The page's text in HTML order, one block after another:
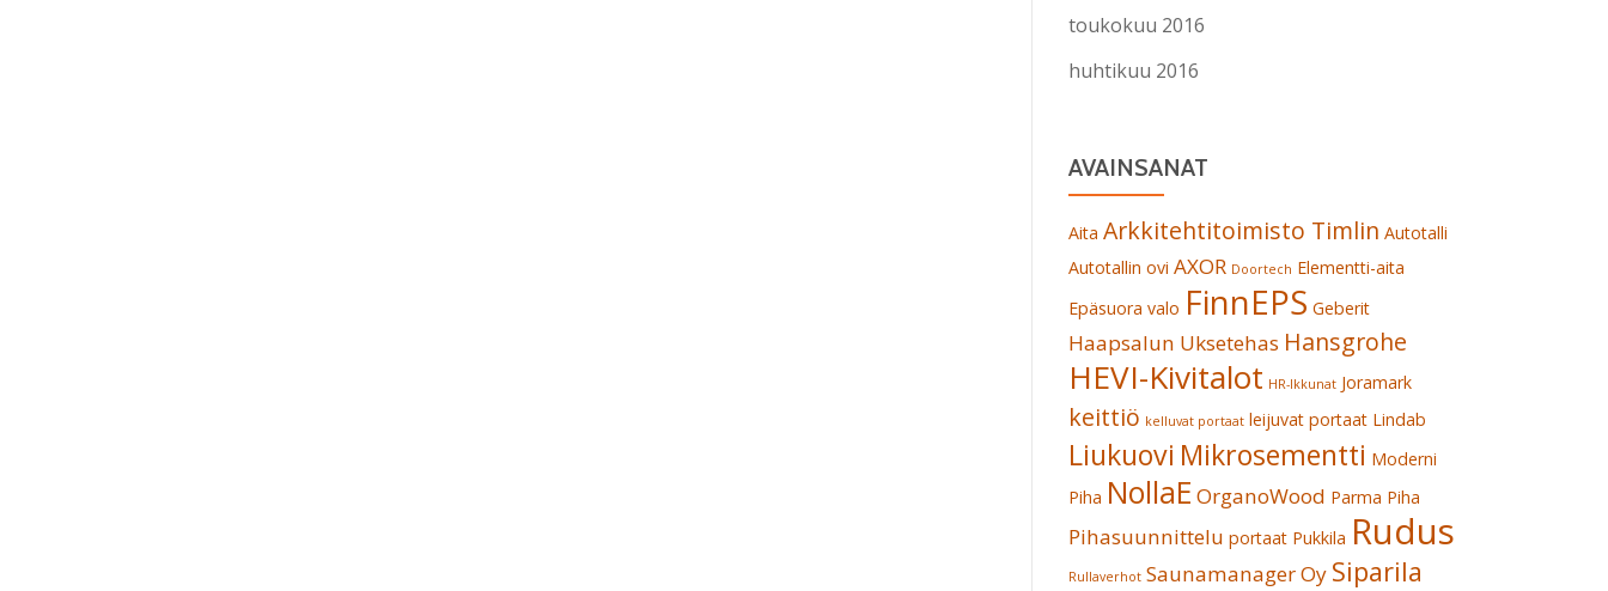
toukokuu 2016
huhtikuu 2016
AVAINSANAT
Aita Arkkitehtitoimisto Timlin Autotalli
Autotallin ovi AXOR Doortech Elementti-aita
Epäsuora valo FinnEPS Geberit
Haapsalun Uksetehas Hansgrohe
HEVI-Kivitalot HR-Ikkunat Joramark
keittiö kelluvat portaat leijuvat portaat Lindab
Liukuovi Mikrosementti Moderni
Piha NollaE OrganoWood Parma Piha
Pihasuunnittelu portaat Pukkila Rudus
Rullaverhot Saunamanager Oy Siparila